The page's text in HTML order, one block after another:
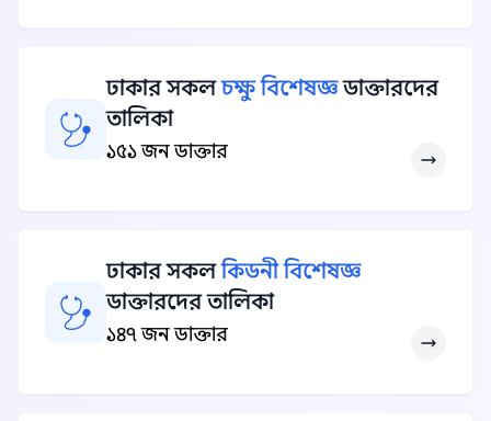
ঢাকার সকলচক্ষু বিশেষজ্ঞডাক্তারদের
তালিকা
১৫১ জন ডাক্তার
ঢাকার সকলকিডনী বিশেষজ্ঞ
ডাক্তারদের তালিকা
১৪৭ জন ডাক্তার